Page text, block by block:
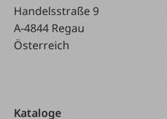
Handelsstraße 9
A-4844 Regau
Österreich
Kataloge